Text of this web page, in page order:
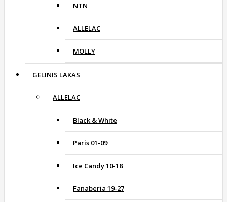
NTN
ALLELAC
MOLLY
GELINIS LAKAS
ALLELAC
Black & White
Paris 01-09
Ice Candy 10-18
Fanaberia 19-27